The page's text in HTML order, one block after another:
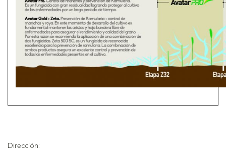
Dirección: